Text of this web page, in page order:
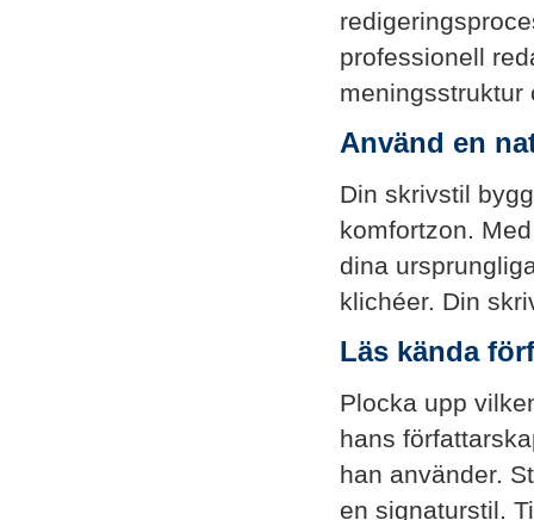
professionell
meningsstruktur
Använd en
Din skrivstil
komfortzon.
dina
klichéer. Din
Läs kända
Plocka upp
hans
han använder.
en signaturstil.